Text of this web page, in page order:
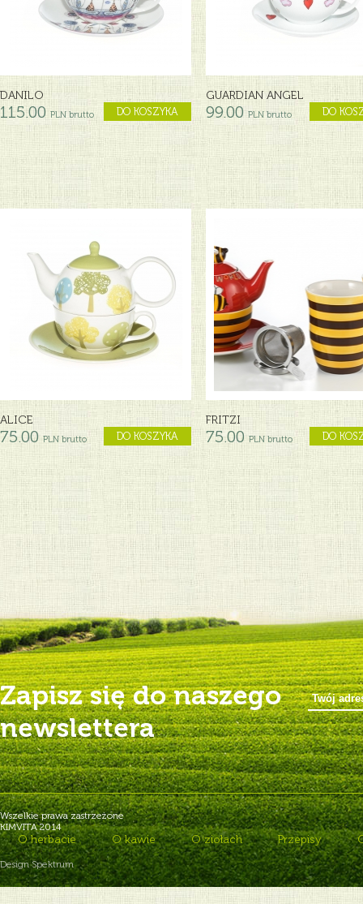
DANILO
115.00 PLN brutto DO KOSZYKA
GUARDIAN ANGEL
99.00 PLN brutto DO
ALICE
75.00PLN brutto DO KOSZYKA
FRITZI
75.00 PLN brutto DO
Zapisz się do naszego
newslettera
Wszelkie prawa zastrzeżone
KIMVITA 2014
O herbacie O kawie O ziołach Przepisy
Design Spektrum